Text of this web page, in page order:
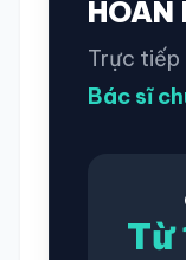
HOÀN
Trực tiếp
Bác sĩ